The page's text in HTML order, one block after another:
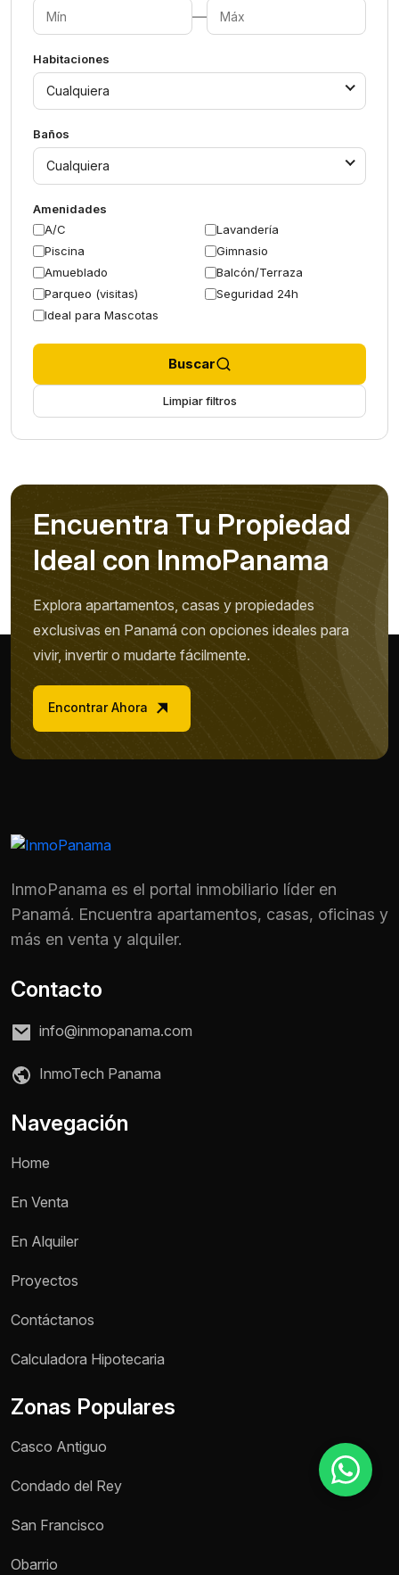
Nombre *
—
Habitaciones
Cualquiera
Baños
Cualquiera
Amenidades
A/C
Lavandería
Piscina
Gimnasio
Amueblado
Balcón/Terraza
Parqueo (visitas)
Seguridad 24h
Ideal para Mascotas
Buscar
Limpiar filtros
Encuentra Tu Propiedad
Ideal con InmoPanama
Explora apartamentos, casas y propiedades
exclusivas en Panamá con opciones ideales para
vivir, invertir o mudarte fácilmente.
Encontrar Ahora
InmoPanama es el portal inmobiliario líder en
Panamá. Encuentra apartamentos, casas, oficinas y
más en venta y alquiler.
Contacto
info@inmopanama.com
InmoTech Panama
Navegación
Home
En Venta
En Alquiler
Proyectos
Contáctanos
Calculadora Hipotecaria
Zonas Populares
Casco Antiguo
Condado del Rey
San Francisco
Obarrio